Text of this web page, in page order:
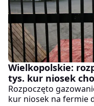
Wielkopolskie:
tys. kur niosek
Rozpoczęto
kur niosek na fermie